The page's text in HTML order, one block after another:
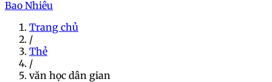
Bao Nhiêu
Trang chủ
/
Thẻ
/
văn học dân gian